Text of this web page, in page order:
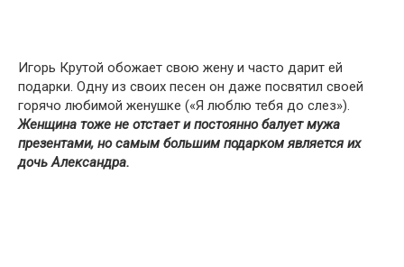
Игорь Крутой обожает свою жену и часто дарит ей
подарки. Одну из своих песен он даже посвятил своей
горячо любимой женушке («Я люблю тебя до слез»).
Женщина тоже не отстает и постоянно балует мужа
презентами, но самым большим подарком является их
дочь Александра.